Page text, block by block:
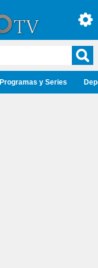
Programas y Series